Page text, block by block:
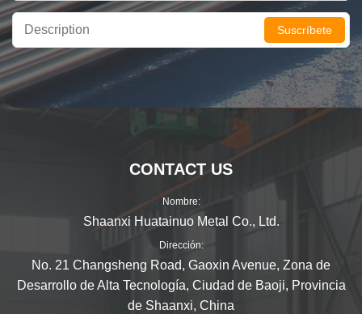
Suscríbete
CONTACT US
Nombre:
Shaanxi Huatainuo Metal Co., Ltd.
Dirección:
No. 21 Changsheng Road, Gaoxin Avenue, Zona de
Desarrollo de Alta Tecnología, Ciudad de Baoji, Provincia
de Shaanxi, China